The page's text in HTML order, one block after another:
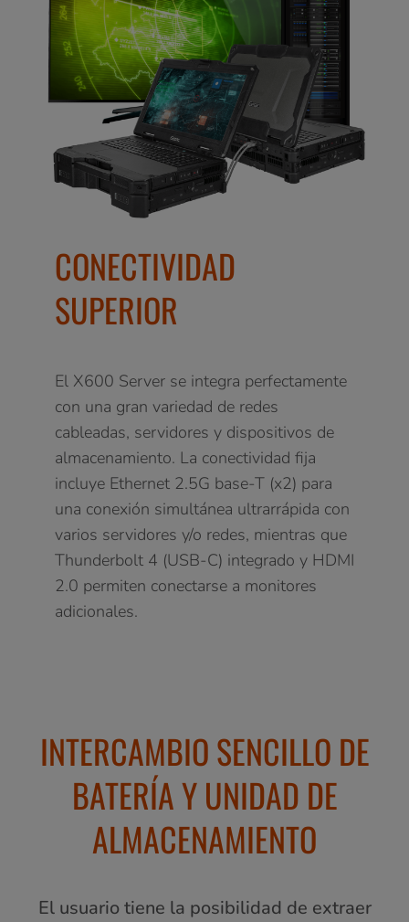
CONECTIVIDAD
SUPERIOR
El X600 Server se integra perfectamente
con una gran variedad de redes
cableadas, servidores y dispositivos de
almacenamiento. La conectividad fija
incluye Ethernet 2.5G base-T (x2) para
una conexión simultánea ultrarrápida con
varios servidores y/o redes, mientras que
Thunderbolt 4 (USB-C) integrado y HDMI
2.0 permiten conectarse a monitores
adicionales.
INTERCAMBIO SENCILLO DE
BATERÍA Y UNIDAD DE
ALMACENAMIENTO
El usuario tiene la posibilidad de extraer